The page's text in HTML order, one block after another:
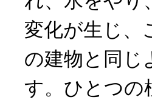
変化が生じ、
の建物と同じ
す。ひとつの